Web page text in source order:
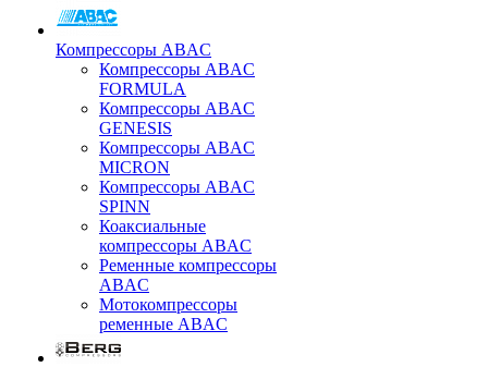
Компрессоры ABAC
Компрессоры ABAC
FORMULA
Компрессоры ABAC
GENESIS
Компрессоры ABAC
MICRON
Компрессоры ABAC
SPINN
Коаксиальные
компрессоры ABAC
Ременные компрессоры
ABAC
Мотокомпрессоры
ременные ABAC